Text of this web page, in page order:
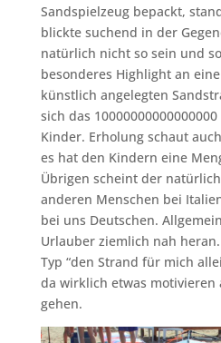
Sandspielzeug bepackt,
blickte suchend in der
natürlich nicht so sein und
besonderes Highlight an
künstlich angelegten
sich das
Kinder. Erholung schaut
es hat den Kindern eine
Übrigen scheint der
anderen Menschen bei
bei uns Deutschen.
Urlauber ziemlich nah
Typ “den Strand für mich
da wirklich etwas
gehen.